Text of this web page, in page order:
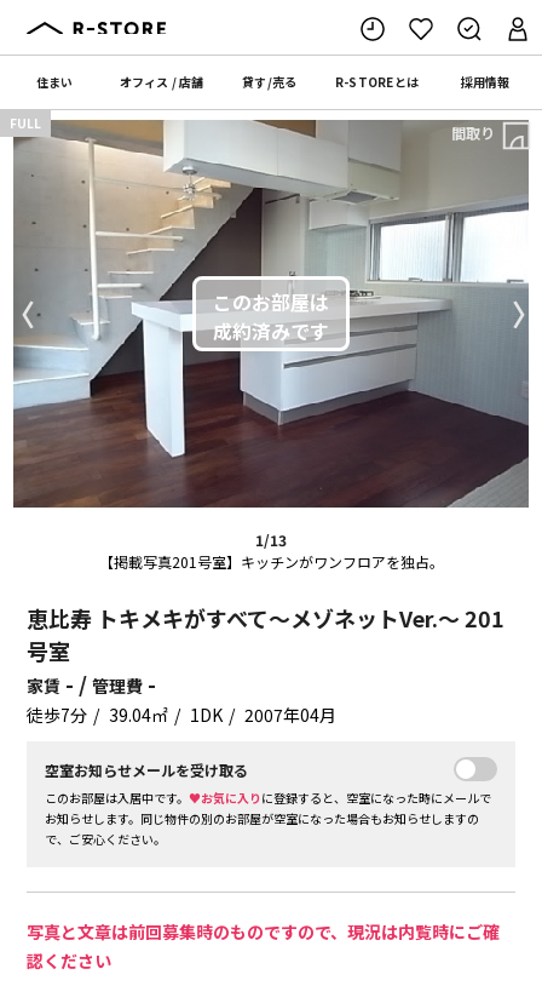
住まい オフィス /店舗 貸す/売る R-STOREとは 採用情報
1/13
【掲載写真201号室】キッチンがワンフロアを独占。
〈 〉
FULL 間取り
恵比寿 トキメキがすべて～メゾネットVer.～ 201
号室
家賃 - /管理費 -
徒歩7分 39.04㎡ 1DK 2007年04月
空室お知らせメールを受け取る
このお部屋は入居中です。♥お気に入り に登録すると、空室になった時にメールで
お知らせします。同じ物件の別のお部屋が空室になった場合もお知らせしますの
で、ご安心ください。
写真と文章は前回募集時のものですので、現況は内覧時にご確
認ください